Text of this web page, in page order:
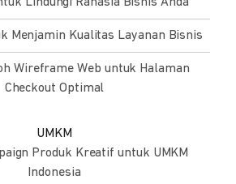
Menjamin Kualitas Layanan Bisnis
Wireframe Web untuk Halaman
Checkout Optimal
UMKM
Produk Kreatif untuk UMKM
Indonesia